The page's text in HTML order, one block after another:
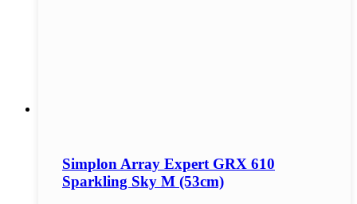
Simplon Array Expert GRX 610
Sparkling Sky M (53cm)